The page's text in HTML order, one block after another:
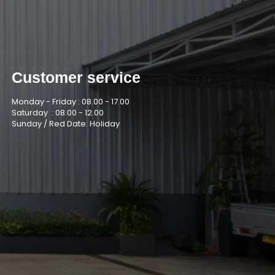
Customer service
Monday - Friday : 08.00 - 17.00
Saturday : 08.00 - 12.00
Sunday / Red Date: Holiday